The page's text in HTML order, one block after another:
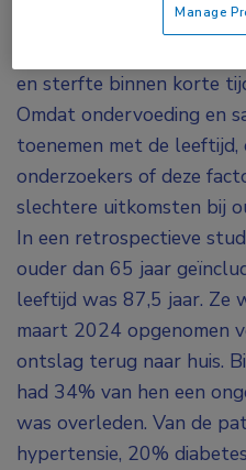
Acuut hartfalen (AHF)
en sterfte binnen korte
Omdat ondervoeding en
toenemen met de leeftijd,
onderzoekers of deze
slechtere uitkomsten bij
In een retrospectieve
ouder dan 65 jaar
leeftijd was 87,5 jaar. Ze
maart 2024 opgenomen
ontslag terug naar huis.
had 34% van hen een
was overleden. Van de
hypertensie, 20%
Manage